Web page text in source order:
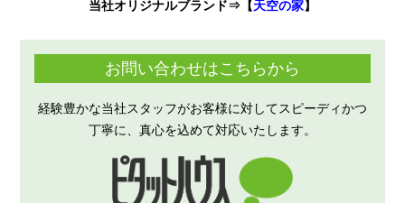
当社オリジナルブランド⇒【天空の家】
お問い合わせはこちらから
経験豊かな当社スタッフがお客様に対してスピーディかつ
丁寧に、真心を込めて対応いたします。